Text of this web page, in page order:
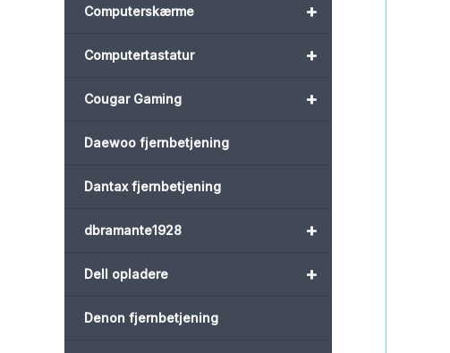
+
Computerskærme
+
Computertastatur
+
Cougar Gaming
Daewoo fjernbetjening
Dantax fjernbetjening
+
dbramante1928
+
Dell opladere
Denon fjernbetjening